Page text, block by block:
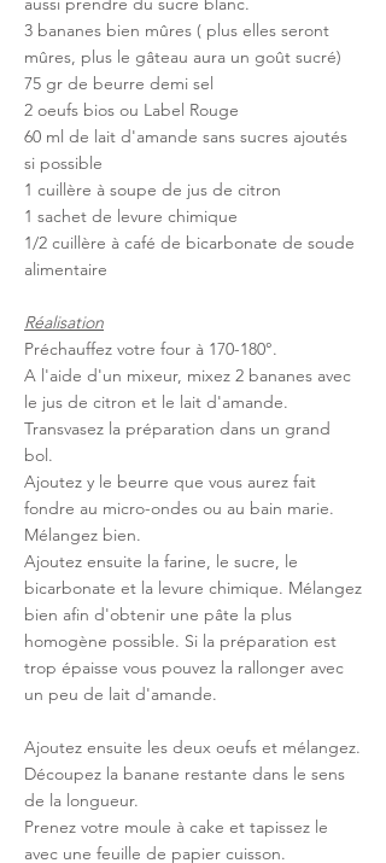
3 bananes bien mûres ( plus elles seront
mûres, plus le gâteau aura un goût sucré)
75 gr de beurre demi sel
2 oeufs bios ou Label Rouge
60 ml de lait d'amande sans sucres ajoutés
si possible
1 cuillère à soupe de jus de citron
1 sachet de levure chimique
1/2 cuillère à café de bicarbonate de soude
alimentaire
Réalisation
Préchauffez votre four à 170-180°.
A l'aide d'un mixeur, mixez 2 bananes avec
le jus de citron et le lait d'amande.
Transvasez la préparation dans un grand
bol.
Ajoutez y le beurre que vous aurez fait
fondre au micro-ondes ou au bain marie.
Mélangez bien.
Ajoutez ensuite la farine, le sucre, le
bicarbonate et la levure chimique. Mélangez
bien afin d'obtenir une pâte la plus
homogène possible. Si la préparation est
trop épaisse vous pouvez la rallonger avec
un peu de lait d'amande.
Ajoutez ensuite les deux oeufs et mélangez.
Découpez la banane restante dans le sens
de la longueur.
Prenez votre moule à cake et tapissez le
avec une feuille de papier cuisson.